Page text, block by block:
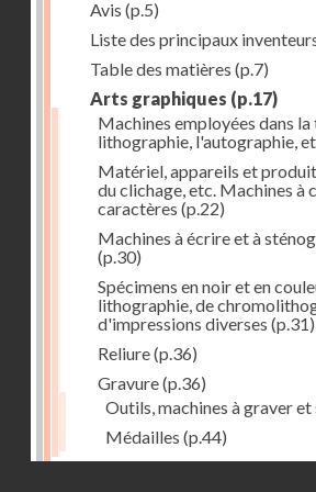
Avis (p.5)
Liste des principaux
Table des matières (p.7)
Arts graphiques (p.17)
Machines employées dans
lithographie, l'autographie,
Matériel, appareils et
du clichage, etc. Machines à
caractères (p.22)
Machines à écrire et à
(p.30)
Spécimens en noir et en
lithographie, de
d'impressions diverses (p.31)
Reliure(p.36)
Gravure(p.36)
Outils, machines à graver
Médailles (p.44)